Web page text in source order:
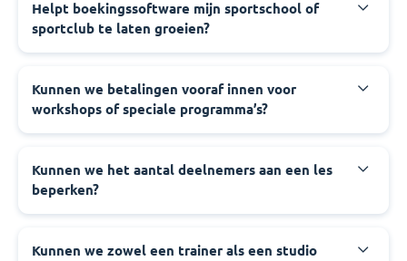
Helpt boekingssoftware mijn sportschool of
sportclub te laten groeien?
Kunnen we betalingen vooraf innen voor
workshops of speciale programma’s?
Kunnen we het aantal deelnemers aan een les
beperken?
Kunnen we zowel een trainer als een studio